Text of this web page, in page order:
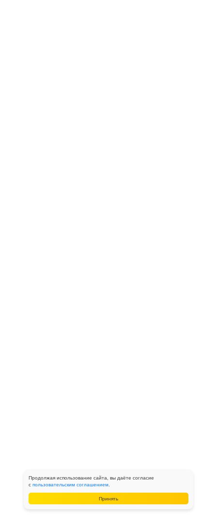
Продолжая использование сайта, вы даёте согласие
с пользовательским соглашением.
Принять